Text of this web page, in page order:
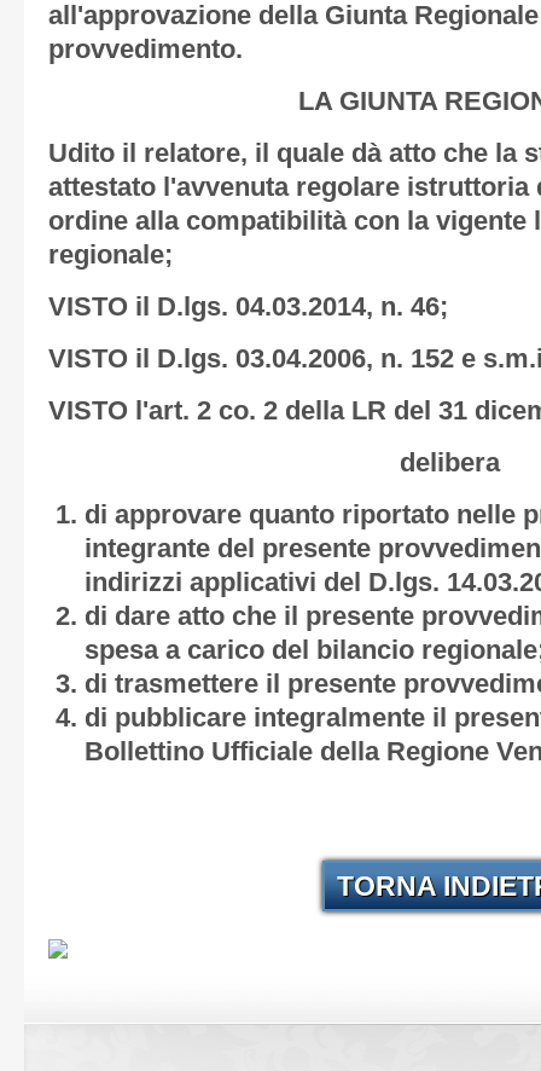
all'approvazione della Giunta
provvedimento.
LA GIUNTA
Udito il relatore, il quale dà atto che la
attestato l'avvenuta regolare istruttoria
ordine alla compatibilità con la vigente
regionale;
VISTO il D.lgs. 04.03.2014, n. 46;
VISTO il D.lgs. 03.04.2006, n. 152 e
VISTO l'art. 2 co. 2 della LR del 31
delibera
di approvare quanto riportato nelle
integrante del presente
indirizzi applicativi del D.lgs.
di dare atto che il presente
spesa a carico del bilancio
di trasmettere il presente
di pubblicare integralmente il
Bollettino Ufficiale della Regione
TORNA